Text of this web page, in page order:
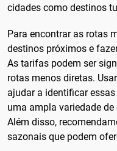
cidades como destinos
Para encontrar as rotas
destinos próximos e
As tarifas podem ser
rotas menos diretas.
ajudar a identificar
uma ampla variedade de
Além disso,
sazonais que podem